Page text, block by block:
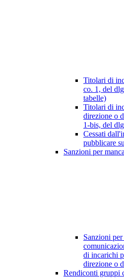
Titolari di
co. 1, del
tabelle)
Titolari di
direzione o
1-bis, del
Cessati
pubblicare
Sanzioni per
Sanzioni
di incarichi
direzione o
Rendiconti gruppi